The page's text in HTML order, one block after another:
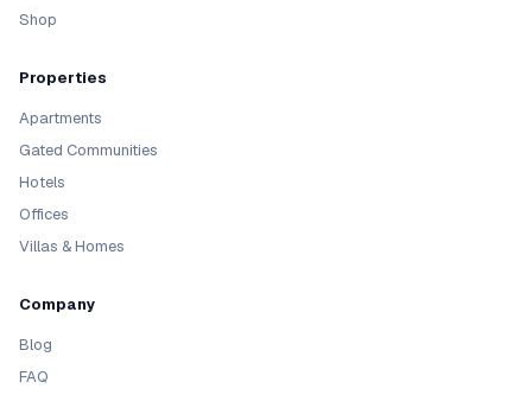
Shop
Properties
Apartments
Gated Communities
Hotels
Offices
Villas & Homes
Company
Blog
FAQ